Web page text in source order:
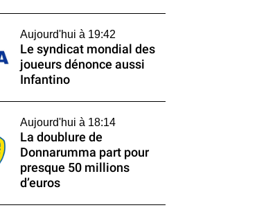
Aujourd'hui à 19:42
Le syndicat mondial des
joueurs dénonce aussi
Infantino
Aujourd'hui à 18:14
La doublure de
Donnarumma part pour
presque 50 millions
d’euros